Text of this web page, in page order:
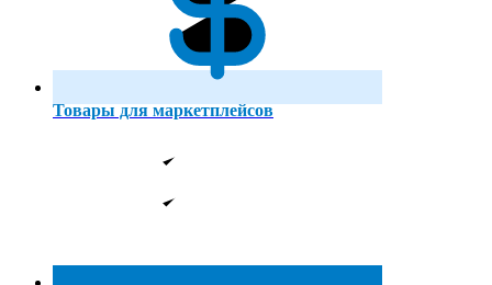
Товары для маркетплейсов